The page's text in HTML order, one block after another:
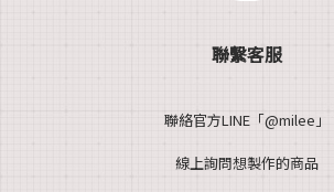
聯繫客服
聯絡官方LINE「@milee」
線上詢問想製作的商品